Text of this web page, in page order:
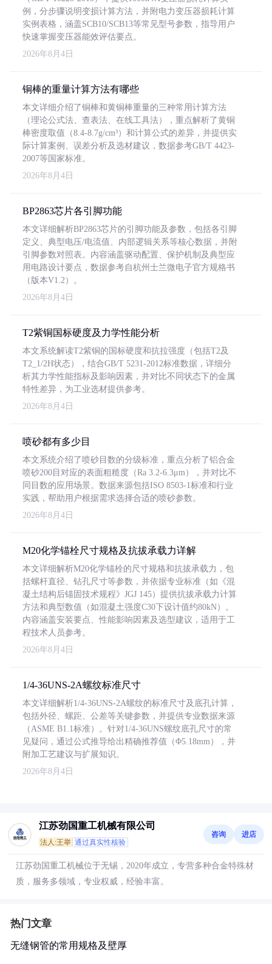
例，分步骤说明变损计算方法，并附电力变压器损耗计算
实例表格，涵盖SCB10/SCB13等常见型号参数，指导用户
快速掌握变压器能效评估要点。
2026年8月4日
铜棒的重量计算方法有哪些
本文详细介绍了铜棒和黄铜棒重量的三种常用计算方法
（理论公式法、查表法、在线工具法），重点解析了黄铜
棒密度取值（8.4-8.7g/cm³）和计算公式的差异，并提供实
际计算案例、误差分析及选材建议，数据参考GB/T 4423-
2007等国家标准。
2026年8月4日
BP2863芯片各引脚功能
本文详细解析BP2863芯片的引脚功能及参数，包括各引脚
定义、典型电压/电流值、内部逻辑关系等核心数据，并附
引脚参数对照表。内容涵盖驱动配置、保护机制及典型应
用电路设计要点，数据参考自杭州士兰微电子官方规格书
（版本V1.2）。
2026年8月4日
T2紫铜国标硬度及力学性能分析
本文系统解读T2紫铜的国标硬度和抗拉强度（包括T2及
T2_1/2H状态），结合GB/T 5231-2012标准数据，详细分
析其力学性能指标及影响因素，并对比不同状态下的金属
特性差异，为工业选材提供参考。
2026年8月4日
喷砂都有多少目
本文系统介绍了喷砂目数的分级标准，重点分析了铝合金
喷砂200目对应的表面粗糙度（Ra 3.2-6.3μm），并对比不
同目数的应用场景。数据来源包括ISO 8503-1标准和行业
实践，帮助用户根据需求选择合适的喷砂参数。
2026年8月4日
M20化学锚栓尺寸规格及抗拔承载力详解
本文详细解析M20化学锚栓的尺寸规格和抗拔承载力，包
括螺杆直径、钻孔尺寸等参数，并依据专业标准（如《混
凝土结构后锚固技术规程》JGJ 145）提供抗拔承载力计算
方法和典型数值（如混凝土强度C30下设计值约80kN）。
内容涵盖安装要点、性能影响因素及选型建议，适用于工
程技术人员参考。
2026年8月4日
1/4-36UNS-2A螺纹标准尺寸
本文详细解析1/4-36UNS-2A螺纹的标准尺寸及底孔计算，
包括外径、螺距、公差等关键参数，并提供专业数据来源
（ASME B1.1标准）。针对1/4-36UNS螺纹底孔尺寸的常
见疑问，通过公式推导给出精确推荐值（Φ5.18mm），并
附加工艺建议与扩展知识。
2026年8月4日
江苏劲国重工机械有限公司
法人:王举 通过真实性核验
咨询 进店
江苏劲国重工机械位于无锡，2020年成立，专营多种合金特殊材
质，服务多领域，专业权威，经验丰富。
热门文章
无缝钢管的常用规格及壁厚